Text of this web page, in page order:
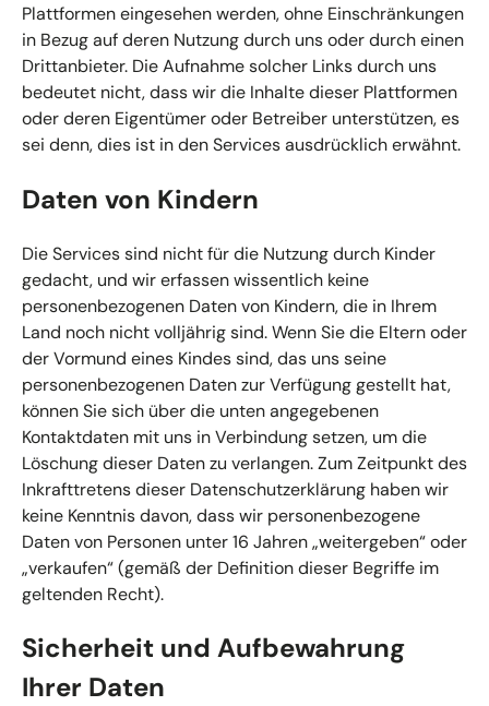
Plattformen eingesehen werden, ohne Einschränkungen
in Bezug auf deren Nutzung durch uns oder durch einen
Drittanbieter. Die Aufnahme solcher Links durch uns
bedeutet nicht, dass wir die Inhalte dieser Plattformen
oder deren Eigentümer oder Betreiber unterstützen, es
sei denn, dies ist in den Services ausdrücklich erwähnt.
Daten von Kindern
Die Services sind nicht für die Nutzung durch Kinder
gedacht, und wir erfassen wissentlich keine
personenbezogenen Daten von Kindern, die in Ihrem
Land noch nicht volljährig sind. Wenn Sie die Eltern oder
der Vormund eines Kindes sind, das uns seine
personenbezogenen Daten zur Verfügung gestellt hat,
können Sie sich über die unten angegebenen
Kontaktdaten mit uns in Verbindung setzen, um die
Löschung dieser Daten zu verlangen. Zum Zeitpunkt des
Inkrafttretens dieser Datenschutzerklärung haben wir
keine Kenntnis davon, dass wir personenbezogene
Daten von Personen unter 16 Jahren „weitergeben“ oder
„verkaufen“ (gemäß der Definition dieser Begriffe im
geltenden Recht).
Sicherheit und Aufbewahrung
Ihrer Daten